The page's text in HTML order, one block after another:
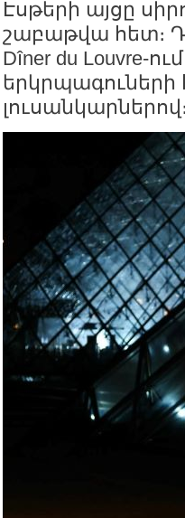
Էսթերի այցը
շաբաթվա հետ։
Dîner du Louvre-
երկրպագուների
լուսանկարներով։